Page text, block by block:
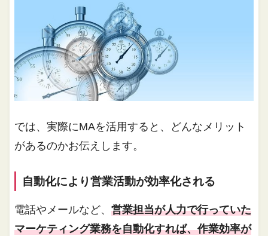
では、実際にMAを活用すると、どんなメリット
があるのかお伝えします。
自動化により営業活動が効率化される
電話やメールなど、営業担当が人力で行っていた
マーケティング業務を自動化すれば、作業効率が